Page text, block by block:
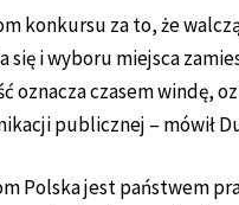
konkursu za to, że
się i wyboru miejsca
oznacza czasem windę,
publicznej – mówił
Polska jest państwem